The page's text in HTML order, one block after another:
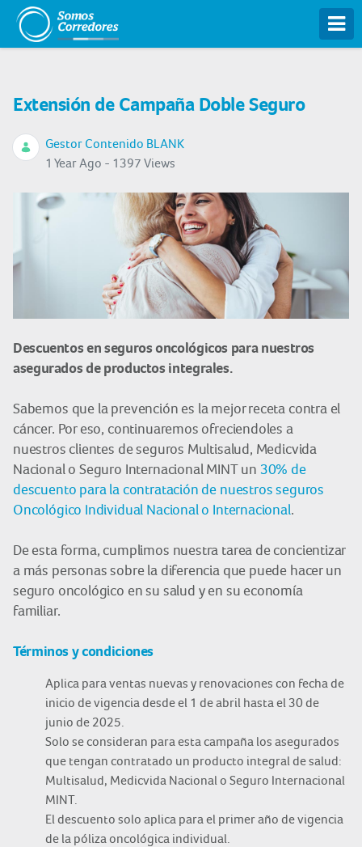
Extensión de Campaña Doble Seguro
Gestor Contenido BLANK
1 Year Ago - 1397 Views
Descuentos en seguros oncológicos para nuestros
asegurados de productos integrales.
Sabemos que la prevención es la mejor receta contra el
cáncer. Por eso, continuaremos ofreciendoles a
nuestros clientes de seguros Multisalud, Medicvida
Nacional o Seguro Internacional MINT un 30% de
descuento para la contratación de nuestros seguros
Oncológico Individual Nacional o Internacional.
De esta forma, cumplimos nuestra tarea de concientizar
a más personas sobre la diferencia que puede hacer un
seguro oncológico en su salud y en su economía
familiar.
Términos y condiciones
Aplica para ventas nuevas y renovaciones con fecha de
inicio de vigencia desde el 1 de abril hasta el 30 de
junio de 2025.
Solo se consideran para esta campaña los asegurados
que tengan contratado un producto integral de salud:
Multisalud, Medicvida Nacional o Seguro Internacional
MINT.
El descuento solo aplica para el primer año de vigencia
de la póliza oncológica individual.